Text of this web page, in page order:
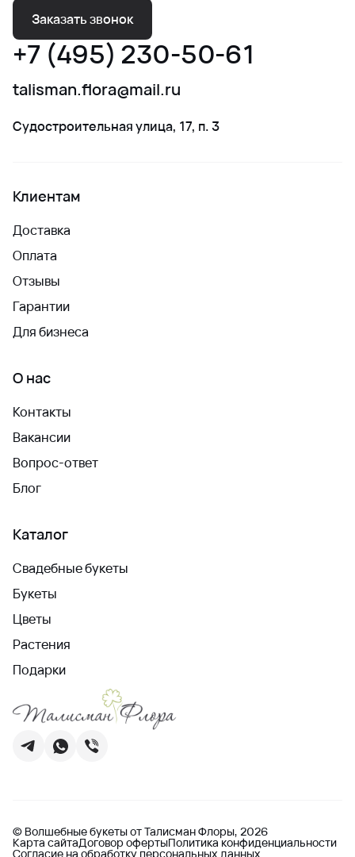
Заказать звонок
+7 (495) 230-50-61
talisman.flora@mail.ru
Судостроительная улица, 17, п. 3
Клиентам
Доставка
Оплата
Отзывы
Гарантии
Для бизнеса
О нас
Контакты
Вакансии
Вопрос-ответ
Блог
Каталог
Свадебные букеты
Букеты
Цветы
Растения
Подарки
© Волшебные букеты от Талисман Флоры, 2026
Карта сайтаДоговор офертыПолитика конфиденциальности
Согласие на обработку персональных данных